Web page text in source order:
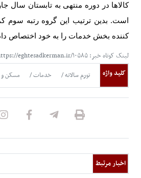
است. بدین ترتیب این گروه رتبه سوم
کننده بخش خدمات را به خود اختصاص
لینک کوتاه خبر: https://eghtesadkerman.ir/۱۰۵۸۵
کلید واژه
تورم سالانه خدمات مسکن و
اخبار مرتبط